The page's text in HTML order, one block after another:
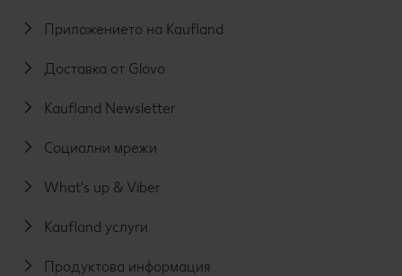
Приложението на Kaufland
Доставка от Glovo
Kaufland Newsletter
Социални мрежи
What's up & Viber
Kaufland услуги
Продуктова информация